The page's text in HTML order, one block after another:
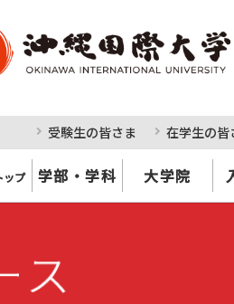
受験生の皆さま 在学生の皆
ップ 学部・学科 大学院